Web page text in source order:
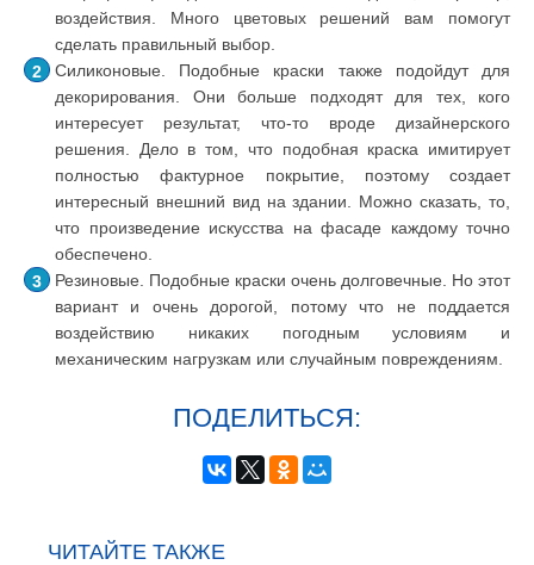
воздействия. Много цветовых решений вам помогут
сделать правильный выбор.
Силиконовые. Подобные краски также подойдут для
декорирования. Они больше подходят для тех, кого
интересует результат, что-то вроде дизайнерского
решения. Дело в том, что подобная краска имитирует
полностью фактурное покрытие, поэтому создает
интересный внешний вид на здании. Можно сказать, то,
что произведение искусства на фасаде каждому точно
обеспечено.
Резиновые. Подобные краски очень долговечные. Но этот
вариант и очень дорогой, потому что не поддается
воздействию никаких погодным условиям и
механическим нагрузкам или случайным повреждениям.
ПОДЕЛИТЬСЯ:
ЧИТАЙТЕ ТАКЖЕ